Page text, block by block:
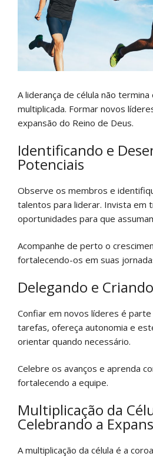
A liderança de célula não
multiplicada. Formar novos
expansão do Reino de Deus.
Identificando e
Potenciais
Observe os membros e
talentos para liderar. Invista em
oportunidades para que
Acompanhe de perto o
fortalecendo-os em suas
Delegando e
Confiar em novos líderes é
tarefas, ofereça autonomia e
orientar quando necessário.
Celebre os avanços e aprenda
fortalecendo a equipe.
Multiplicação da
Celebrando a
A multiplicação da célula é a